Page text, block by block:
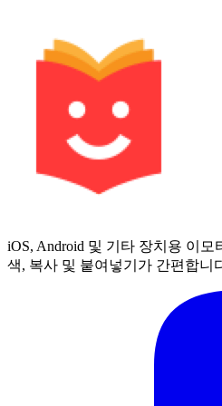
iOS, Android 및 기타 장치용 이
색, 복사 및 붙여넣기가 간편합니